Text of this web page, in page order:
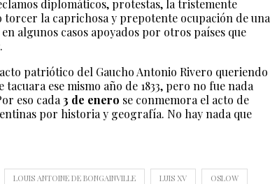
diplomáticos, protestas, la tristemente
torcer la caprichosa y prepotente ocupación de una
algunos casos apoyados por otros países que
patriótico del Gaucho Antonio Rivero queriendo
ese mismo año de 1833, pero no fue nada
eso cada 3 de enero se conmemora el acto de
por historia y geografía. No hay nada que
LOUIS ANTOINE DE BONGAINVILLE LUIS XV OSLOW